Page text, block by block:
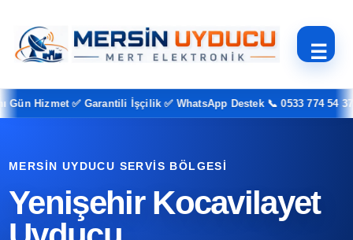
☰
Hizmet ✅ Garantili İşçilik ✅ WhatsApp Destek 📞 0533 774 54 37
MERSIN UYDUCU SERVIS BÖLGESI
Yenişehir Kocavilayet